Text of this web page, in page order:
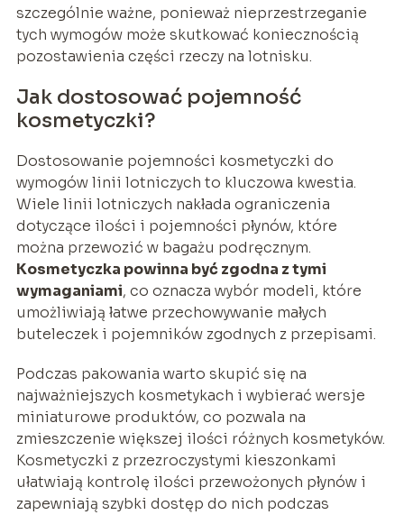
szczególnie ważne, ponieważ nieprzestrzeganie
tych wymogów może skutkować koniecznością
pozostawienia części rzeczy na lotnisku.
Jak dostosować pojemność
kosmetyczki?
Dostosowanie pojemności kosmetyczki do
wymogów linii lotniczych to kluczowa kwestia.
Wiele linii lotniczych nakłada ograniczenia
dotyczące ilości i pojemności płynów, które
można przewozić w bagażu podręcznym.
Kosmetyczka powinna być zgodna z tymi
wymaganiami, co oznacza wybór modeli, które
umożliwiają łatwe przechowywanie małych
buteleczek i pojemników zgodnych z przepisami.
Podczas pakowania warto skupić się na
najważniejszych kosmetykach i wybierać wersje
miniaturowe produktów, co pozwala na
zmieszczenie większej ilości różnych kosmetyków.
Kosmetyczki z przezroczystymi kieszonkami
ułatwiają kontrolę ilości przewożonych płynów i
zapewniają szybki dostęp do nich podczas